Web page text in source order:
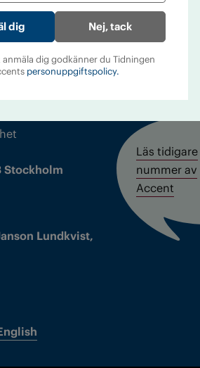
Det är ingen hejd på
på flykt som kommit till
Stockholm
Lundkvist,
Läs tidigare
nummer av
Accent
Nej, tack
dig godkänner du Tidningen
personuppgiftspolicy.